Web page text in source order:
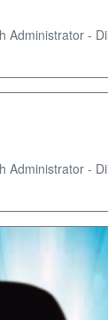
Administrator -
Administrator -